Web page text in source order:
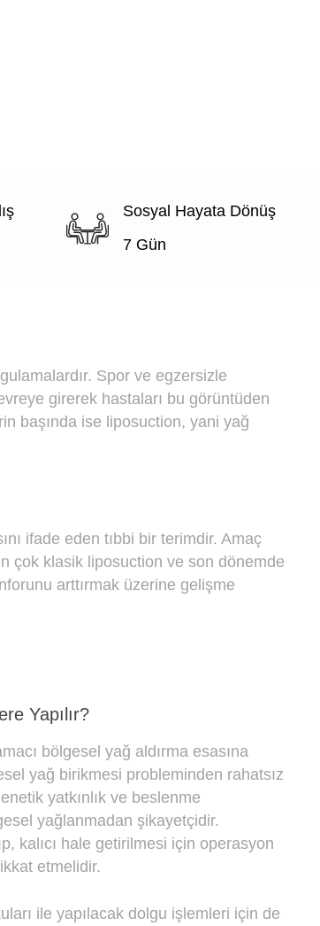
Sosyal Hayata Dönüş
7 Gün
Spor ve egzersizle
girerek hastaları bu görüntüden
başında ise liposuction, yani yağ
ifade eden tıbbi bir terimdir. Amaç
çok klasik liposuction ve son dönemde
arttırmak üzerine gelişme
Yapılır?
bölgesel yağ aldırma esasına
yağ birikmesi probleminden rahatsız
yatkınlık ve beslenme
yağlanmadan şikayetçidir.
kalıcı hale getirilmesi için operasyon
etmelidir.
ile yapılacak dolgu işlemleri için de